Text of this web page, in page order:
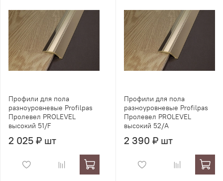
Профили для пола
разноуровневые Profilpas
Пролевел PROLEVEL
высокий 51/F
2 025 ₽ шт
Профили для пола
разноуровневые Profilpas
Пролевел PROLEVEL
высокий 52/A
2 390 ₽ шт